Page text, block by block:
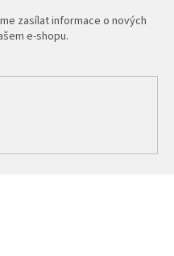
zasílat informace o nových
e-shopu.